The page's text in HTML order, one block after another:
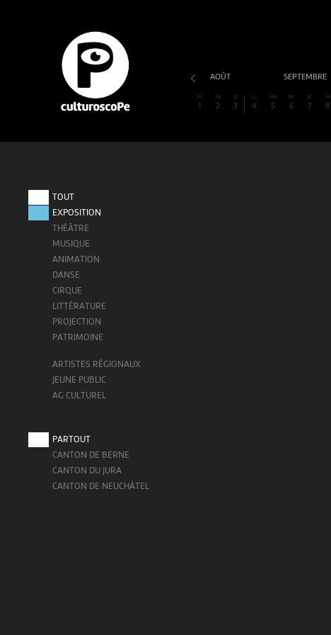
AOÛT SEPTEMBRE
VE
1
SA
2
DI
3
LU
4
MA
5
ME
6
JE
7
VE
8
TOUT
EXPOSITION
THÉÂTRE
MUSIQUE
ANIMATION
DANSE
CIRQUE
LITTÉRATURE
PROJECTION
PATRIMOINE
ARTISTES RÉGIONAUX
JEUNE PUBLIC
AG CULTUREL
PARTOUT
CANTON DE BERNE
CANTON DU JURA
CANTON DE NEUCHÂTEL